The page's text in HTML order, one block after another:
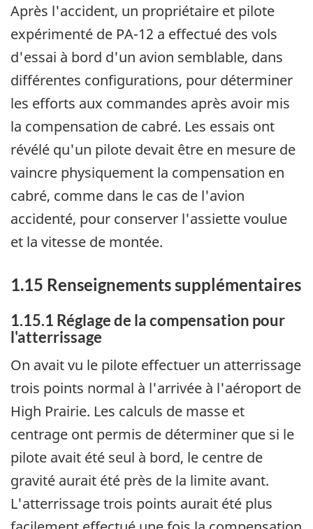
Après l'accident, un propriétaire et pilote
expérimenté de PA-12 a effectué des vols
d'essai à bord d'un avion semblable, dans
différentes configurations, pour déterminer
les efforts aux commandes après avoir mis
la compensation de cabré. Les essais ont
révélé qu'un pilote devait être en mesure de
vaincre physiquement la compensation en
cabré, comme dans le cas de l'avion
accidenté, pour conserver l'assiette voulue
et la vitesse de montée.
1.15 Renseignements supplémentaires
1.15.1 Réglage de la compensation pour
l'atterrissage
On avait vu le pilote effectuer un atterrissage
trois points normal à l'arrivée à l'aéroport de
High Prairie. Les calculs de masse et
centrage ont permis de déterminer que si le
pilote avait été seul à bord, le centre de
gravité aurait été près de la limite avant.
L'atterrissage trois points aurait été plus